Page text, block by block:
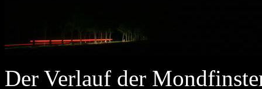
Der Verlauf der